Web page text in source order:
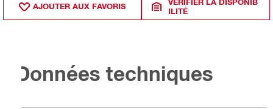
AJOUTER AUX FAVORIS
ILITÉ
Données techniques